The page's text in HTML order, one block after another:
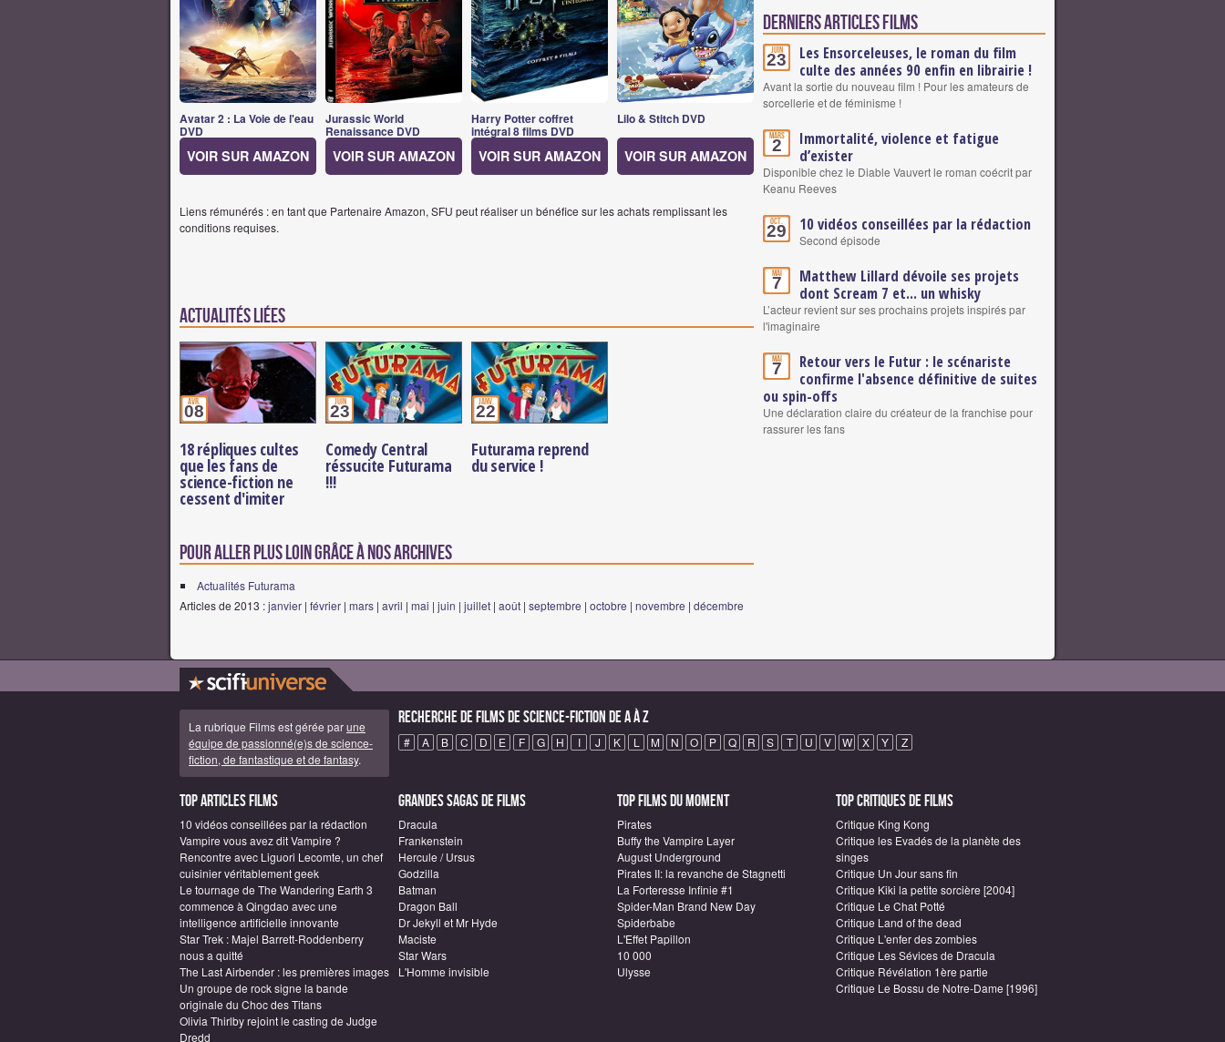
Avatar 2 : La Voie de l'eau
DVD
VOIR SUR AMAZON
Jurassic World
Renaissance DVD
VOIR SUR AMAZON
Harry Potter coffret
intégral 8 films DVD
VOIR SUR AMAZON
Lilo & Stitch DVD
VOIR SUR AMAZON
Liens rémunérés : en tant que Partenaire Amazon, SFU peut réaliser un bénéfice sur les achats remplissant les
conditions requises.
Actualités Liées
avr.
08
18 répliques cultes
que les fans de
science-fiction ne
cessent d'imiter
juin
23
Comedy Central
réssucite Futurama
!!!
janv.
22
Futurama reprend
du service !
Pour aller plus loin grâce à nos archives
Actualités Futurama
Articles de 2013 :janvier | février | mars | avril | mai | juin | juillet | août | septembre | octobre | novembre | décembre
Derniers articles Films
Juin
23
Les Ensorceleuses, le roman du film
culte des années 90 enfin en librairie !
Avant la sortie du nouveau film ! Pour les amateurs de
sorcellerie et de féminisme !
Mars
2
Immortalité, violence et fatigue
d’exister
Disponible chez le Diable Vauvert le roman coécrit par
Keanu Reeves
Oct.
29 10 vidéos conseillées par la rédaction
Second épisode
Mai
7
Matthew Lillard dévoile ses projets
dont Scream 7 et... un whisky
L’acteur revient sur ses prochains projets inspirés par
l'imaginaire
Mai
7
Retour vers le Futur : le scénariste
confirme l'absence définitive de suites
ou spin-offs
Une déclaration claire du créateur de la franchise pour
rassurer les fans
La rubrique Films est gérée parune
équipe de passionné(e)s de science-
fiction, de fantastique et de fantasy.
Recherche de Films de science-fiction de A à Z
# A B C D E F G H I J K L M N O P Q R S T U V W X Y Z
Top articles Films
10 vidéos conseillées par la rédaction
Vampire vous avez dit Vampire ?
Rencontre avec Liguori Lecomte, un chef
cuisinier véritablement geek
Le tournage de The Wandering Earth 3
commence à Qingdao avec une
intelligence artificielle innovante
Star Trek : Majel Barrett-Roddenberry
nous a quitté
The Last Airbender : les premières images
Un groupe de rock signe la bande
originale du Choc des Titans
Olivia Thirlby rejoint le casting de Judge
Dredd
Grandes sagas de Films
Dracula
Frankenstein
Hercule / Ursus
Godzilla
Batman
Dragon Ball
Dr Jekyll et Mr Hyde
Maciste
Star Wars
L'Homme invisible
Top Films du moment
Pirates
Buffy the Vampire Layer
August Underground
Pirates II: la revanche de Stagnetti
La Forteresse Infinie #1
Spider-Man Brand New Day
Spiderbabe
L'Effet Papillon
10 000
Ulysse
Top critiques de Films
Critique King Kong
Critique les Evadés de la planète des
singes
Critique Un Jour sans fin
Critique Kiki la petite sorcière [2004]
Critique Le Chat Potté
Critique Land of the dead
Critique L'enfer des zombies
Critique Les Sévices de Dracula
Critique Révélation 1ère partie
Critique Le Bossu de Notre-Dame [1996]